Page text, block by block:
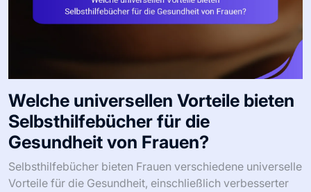
Welche universellen Vorteile bieten
Selbsthilfebücher für die
Gesundheit von Frauen?
Selbsthilfebücher bieten Frauen verschiedene universelle
Vorteile für die Gesundheit, einschließlich verbesserter